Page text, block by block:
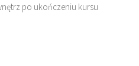
po ukończeniu kursu